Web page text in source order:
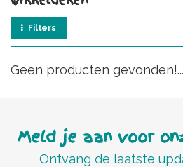
Filters
Geen producten gevonden!...
Meld je aan voor
Ontvang de laatste